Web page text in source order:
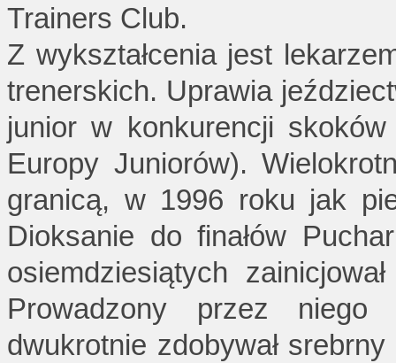
Trainers Club.
Z wykształcenia jest
trenerskich. Uprawia
junior w konkurencji
Europy Juniorów).
granicą, w 1996 roku jak
Dioksanie do finałów
osiemdziesiątych
Prowadzony przez niego
dwukrotnie zdobywał